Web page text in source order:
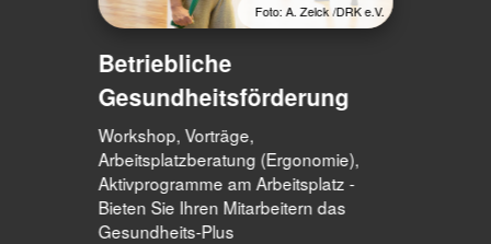
Foto: A. Zelck /DRK e.V.
Betriebliche
Gesundheitsförderung
Workshop, Vorträge,
Arbeitsplatzberatung (Ergonomie),
Aktivprogramme am Arbeitsplatz -
Bieten Sie Ihren Mitarbeitern das
Gesundheits-Plus